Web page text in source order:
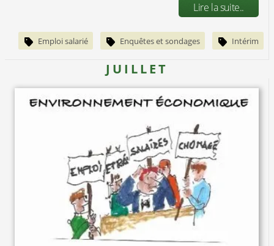
Lire la suite..
Emploi salarié Enquêtes et sondages Intérim
JUILLET